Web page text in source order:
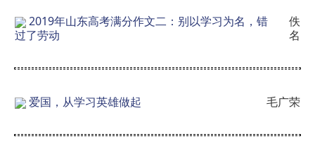
2019年山东高考满分作文二：别以学习为名，错
过了劳动
佚
名
爱国，从学习英雄做起 毛广荣